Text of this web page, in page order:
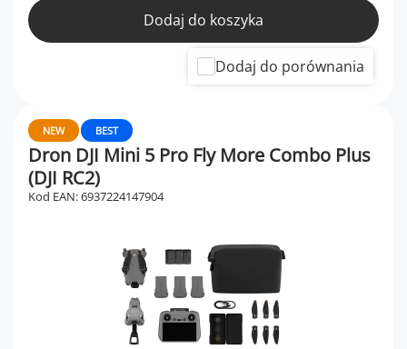
Dodaj do koszyka
Dodaj do porównania
NEW BEST
Dron DJI Mini 5 Pro Fly More Combo Plus
(DJI RC2)
Kod EAN: 6937224147904